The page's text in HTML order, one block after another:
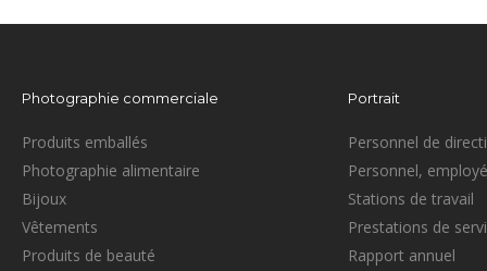
Photographie commerciale
Produits emballés
Photographie alimentaire
Bijoux
Vêtements
Produits de beauté
Portrait
Personnel de
Personnel,
Stations de travail
Prestations de
Rapport annuel